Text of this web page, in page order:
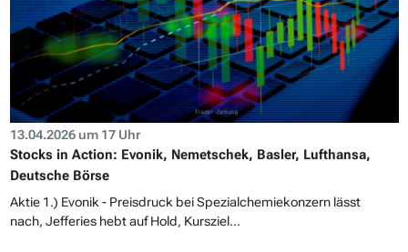
13.04.2026 um 17 Uhr
Stocks in Action: Evonik, Nemetschek, Basler, Lufthansa,
Deutsche Börse
Aktie 1.) Evonik - Preisdruck bei Spezialchemiekonzern lässt
nach, Jefferies hebt auf Hold, Kursziel...